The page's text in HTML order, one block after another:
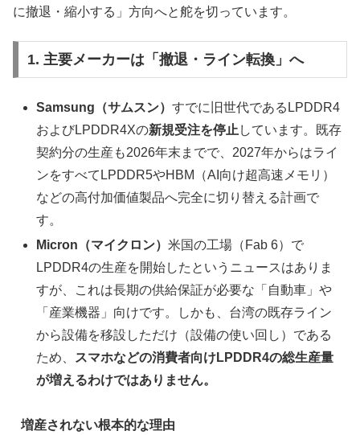
に撤退・縮小する」方向へと舵を切っています。
1. 主要メーカーは「撤退・ライン転換」へ
Samsung（サムスン）すでに旧世代であるLPDDR4
およびLPDDR4Xの新規受注を停止 しています。既存
契約分の生産も2026年末までで、2027年からはライ
ンをすべてLPDDR5やHBM（AI向け超高速メモリ）
などの高付加価値製品へ完全に切り替える計画で
す。
Micron（マイクロン）米国の工場（Fab 6）で
LPDDR4の生産を開始したというニュースはありま
すが、これは長期の供給保証が必要な「自動車」や
「産業機器」向けです。しかも、台湾の既存ライン
から設備を移設しただけ（設備の使い回し）である
ため、
スマホなどの消費者向けLPDDR4の総生産量
が増えるわけではありません。
増産されない根本的な理由